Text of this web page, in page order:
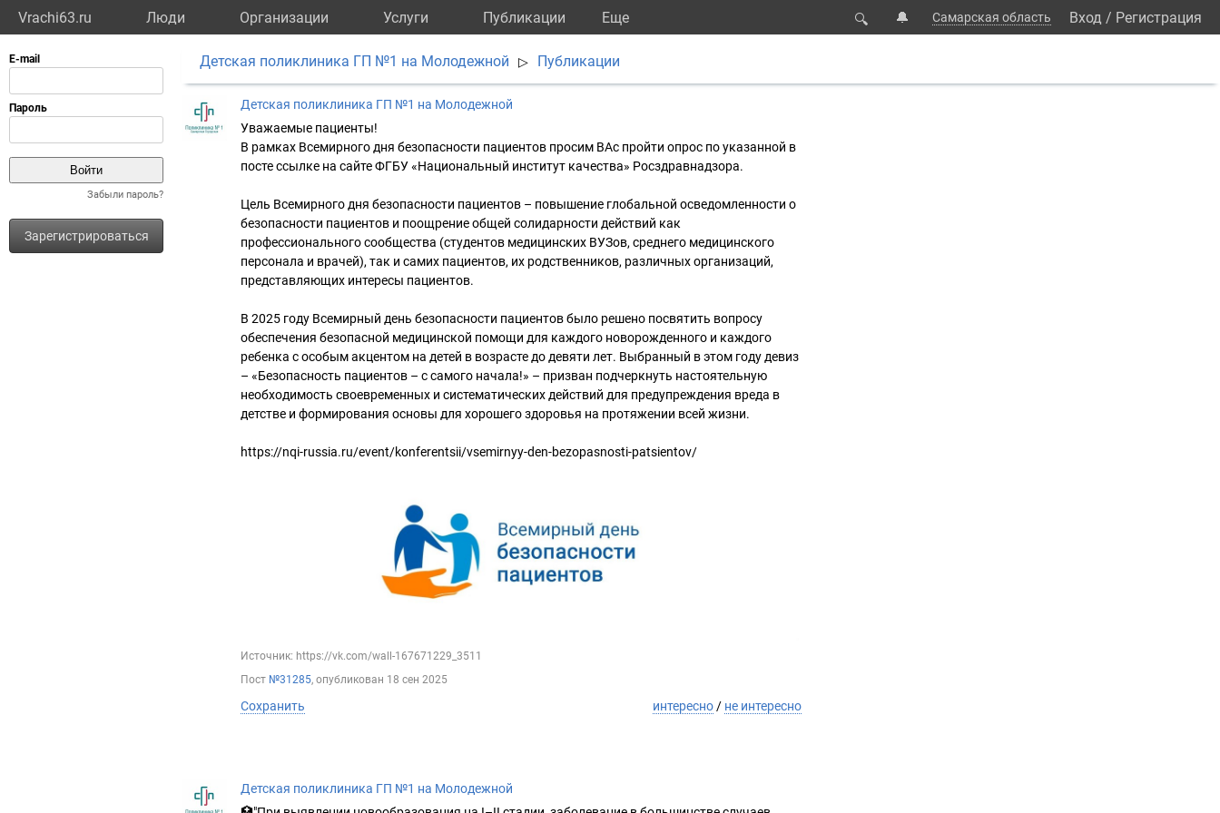
Vrachi63.ru Люди Организации Услуги Публикации Eще 🔍 🔔 Самарская область Вход / Регистрация
Забыли пароль?
Зарегистрироваться
Детская поликлиника ГП №1 на Молодежной ▷ Публикации
Детская поликлиника ГП №1 на Молодежной
Уважаемые пациенты!
В рамках Всемирного дня безопасности пациентов просим ВАс пройти опрос по указанной в
посте ссылке на сайте ФГБУ «Национальный институт качества» Росздравнадзора.
Цель Всемирного дня безопасности пациентов – повышение глобальной осведомленности о
безопасности пациентов и поощрение общей солидарности действий как
профессионального сообщества (студентов медицинских ВУЗов, среднего медицинского
персонала и врачей), так и самих пациентов, их родственников, различных организаций,
представляющих интересы пациентов.
В 2025 году Всемирный день безопасности пациентов было решено посвятить вопросу
обеспечения безопасной медицинской помощи для каждого новорожденного и каждого
ребенка с особым акцентом на детей в возрасте до девяти лет. Выбранный в этом году девиз
– «Безопасность пациентов – с самого начала!» – призван подчеркнуть настоятельную
необходимость своевременных и систематических действий для предупреждения вреда в
детстве и формирования основы для хорошего здоровья на протяжении всей жизни.
https://nqi-russia.ru/event/konferentsii/vsemirnyy-den-bezopasnosti-patsientov/
Источник: https://vk.com/wall-167671229_3511
Пост №31285, опубликован 18 сен 2025
Сохранить интересно/ не интересно
Детская поликлиника ГП №1 на Молодежной